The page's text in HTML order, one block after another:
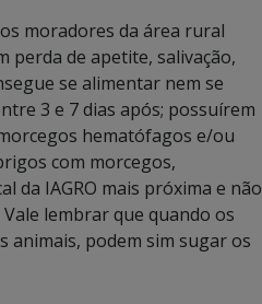
moradores da área rural
perda de apetite, salivação,
se alimentar nem se
3 e 7 dias após; possuírem
hematófagos e/ou
com morcegos,
da IAGRO mais próxima e não
lembrar que quando os
animais, podem sim sugar os